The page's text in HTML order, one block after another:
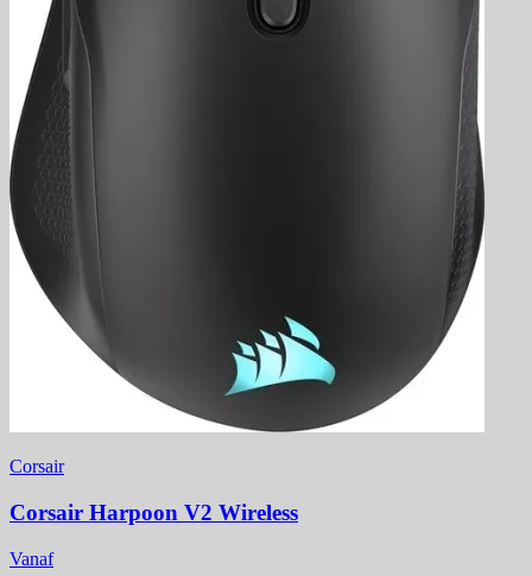
Corsair
Corsair Harpoon V2 Wireless
Vanaf